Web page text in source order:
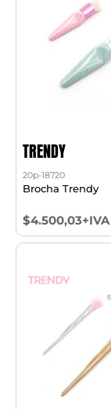
TRENDY
20p-18720
Brocha Trendy
$4.500,03+IVA